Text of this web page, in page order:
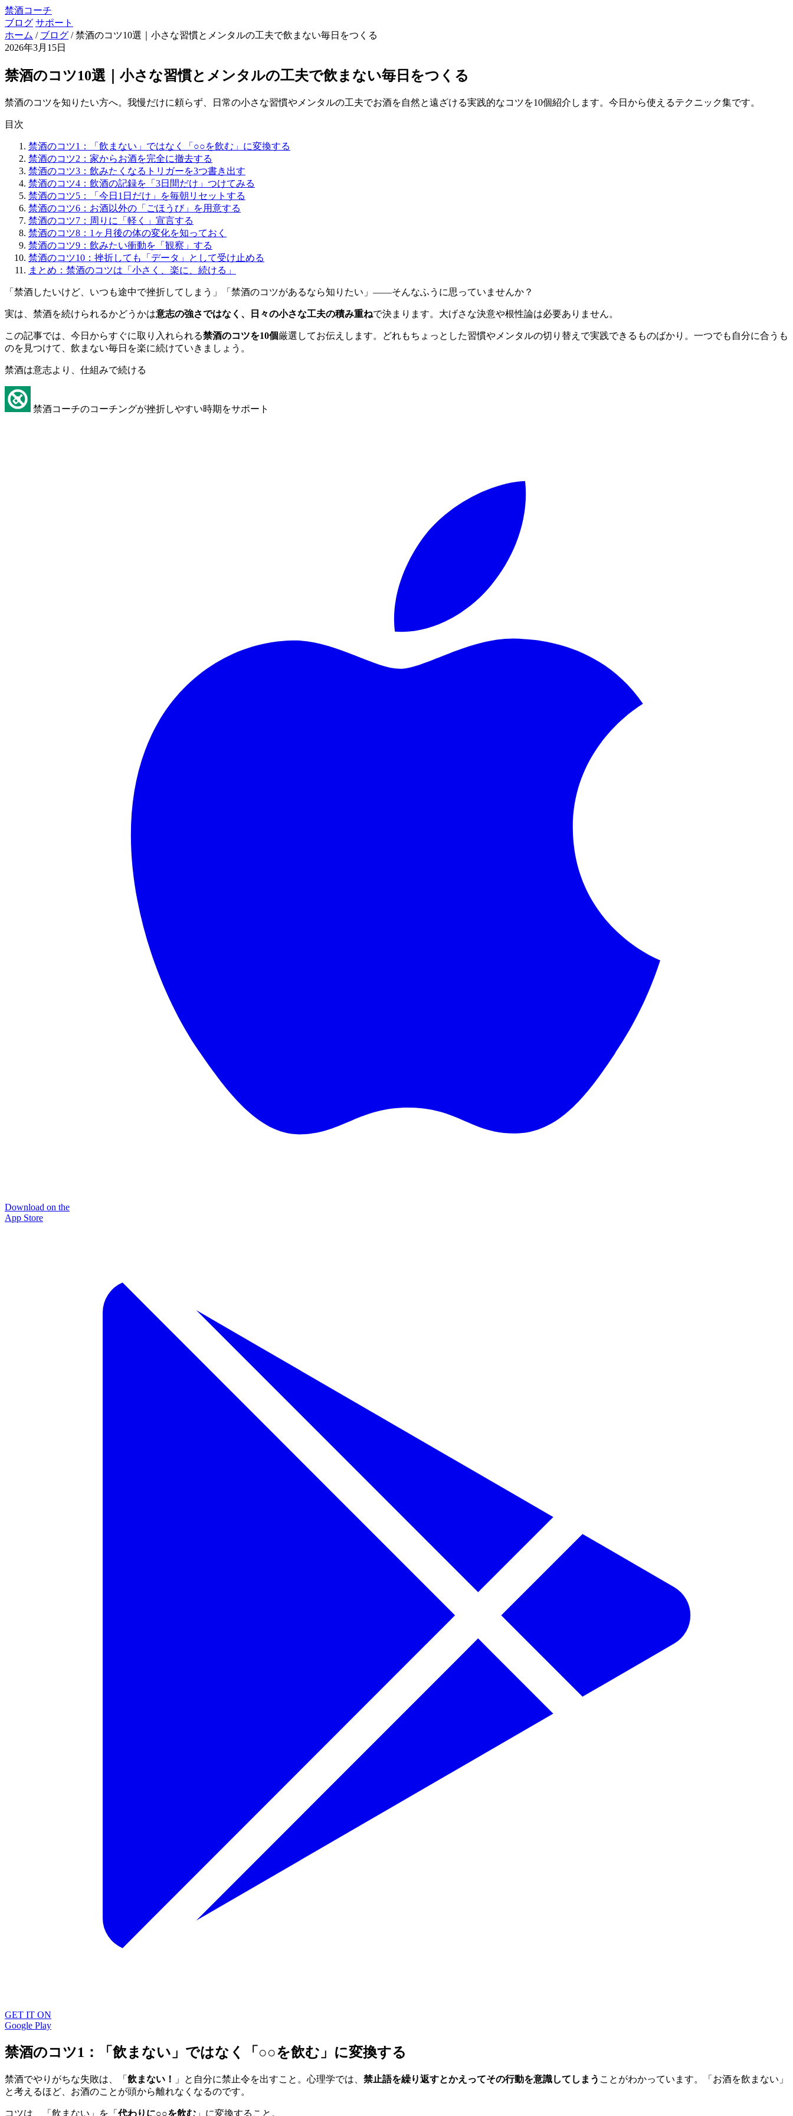
禁酒コーチ
ブログ サポート
ホーム / ブログ / 禁酒のコツ10選｜小さな習慣とメンタルの工夫で飲まない毎日をつくる
2026年3月15日
禁酒のコツ10選｜小さな習慣とメンタルの工夫で飲まない毎日をつくる
禁酒のコツを知りたい方へ。我慢だけに頼らず、日常の小さな習慣やメンタルの工夫でお酒を自然と遠ざける実践的なコツを10個紹介します。今日から使えるテクニック集です。
目次
禁酒のコツ1：「飲まない」ではなく「○○を飲む」に変換する
禁酒のコツ2：家からお酒を完全に撤去する
禁酒のコツ3：飲みたくなるトリガーを3つ書き出す
禁酒のコツ4：飲酒の記録を「3日間だけ」つけてみる
禁酒のコツ5：「今日1日だけ」を毎朝リセットする
禁酒のコツ6：お酒以外の「ごほうび」を用意する
禁酒のコツ7：周りに「軽く」宣言する
禁酒のコツ8：1ヶ月後の体の変化を知っておく
禁酒のコツ9：飲みたい衝動を「観察」する
禁酒のコツ10：挫折しても「データ」として受け止める
まとめ：禁酒のコツは「小さく、楽に、続ける」
「禁酒したいけど、いつも途中で挫折してしまう」「禁酒のコツがあるなら知りたい」——そんなふうに思っていませんか？
実は、禁酒を続けられるかどうかは意志の強さではなく、日々の小さな工夫の積み重ねで決まります。大げさな決意や根性論は必要ありません。
この記事では、今日からすぐに取り入れられる禁酒のコツを10個厳選してお伝えします。どれもちょっとした習慣やメンタルの切り替えで実践できるものばかり。一つでも自分に合うも
のを見つけて、飲まない毎日を楽に続けていきましょう。
禁酒は意志より、仕組みで続ける
禁酒コーチのコーチングが挫折しやすい時期をサポート
Download on the
App Store
GET IT ON
Google Play
禁酒のコツ1：「飲まない」ではなく「○○を飲む」に変換する
禁酒でやりがちな失敗は、「 飲まない！ 」と自分に禁止令を出すこと。心理学では、 禁止語を繰り返すとかえってその行動を意識してしまう ことがわかっています。「お酒を飲まない」
と考えるほど、お酒のことが頭から離れなくなるのです。
コツは、「飲まない」を「代わりに○○を飲む 」に変換すること。